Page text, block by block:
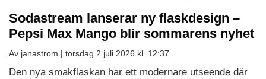
Sodastream lanserar ny flaskdesign –
Pepsi Max Mango blir sommarens nyhet
Av janastrom | torsdag 2 juli 2026 kl. 12:37
Den nya smakflaskan har ett modernare utseende där